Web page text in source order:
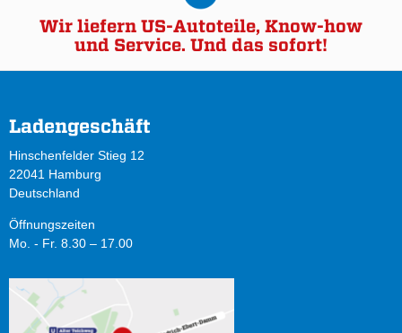
Wir liefern US-Autoteile, Know-how
und Service. Und das sofort!
Ladengeschäft
Hinschenfelder Stieg 12
22041 Hamburg
Deutschland
Öffnungszeiten
Mo. - Fr. 8.30 – 17.00